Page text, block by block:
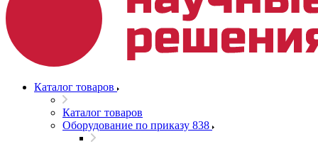
Каталог товаров
Каталог товаров
Оборудование по приказу 838